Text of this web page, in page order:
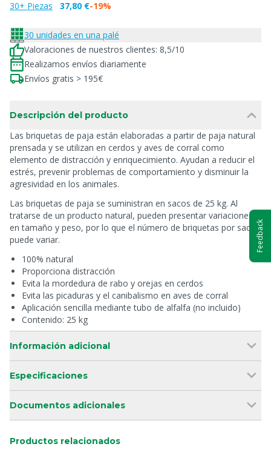
30+ Piezas
37,80 €-19%
30 unidades en una palé
Valoraciones de nuestros clientes: 8,5/10
Realizamos envíos diariamente
Envíos gratis > 195€
Descripción del producto
Las briquetas de paja están elaboradas a partir de paja natural
prensada y se utilizan en cerdos y aves de corral como
elemento de distracción y enriquecimiento. Ayudan a reducir el
estrés, prevenir problemas de comportamiento y disminuir la
agresividad en los animales.
Las briquetas de paja se suministran en sacos de 25 kg. Al
tratarse de un producto natural, pueden presentar variaciones
en tamaño y peso, por lo que el número de briquetas por saco
puede variar.
100% natural
Proporciona distracción
Evita la mordedura de rabo y orejas en cerdos
Evita las picaduras y el canibalismo en aves de corral
Aplicación sencilla mediante tubo de alfalfa (no incluido)
Contenido: 25 kg
Información adicional
Especificaciones
Documentos adicionales
Productos relacionados
Feedback